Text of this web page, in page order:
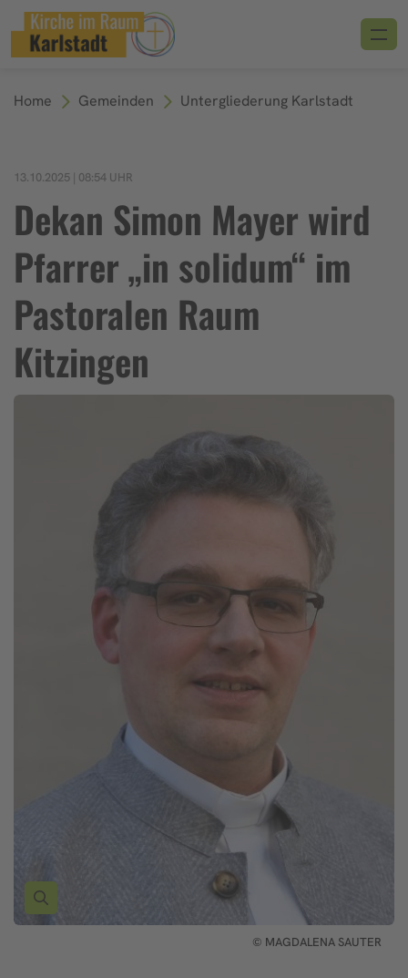
Home Gemeinden Untergliederung Karlstadt
© MAGDALENA SAUTER
13.10.2025 | 08:54 UHR
Dekan Simon Mayer wird
Pfarrer „in solidum“ im
Pastoralen Raum
Kitzingen